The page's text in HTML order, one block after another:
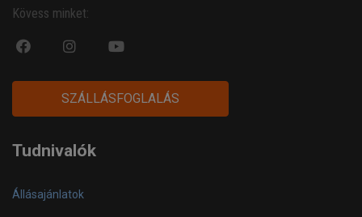
Kövess minket:
fa
facebook-
official
instagram
fa
youtube-
play
SZÁLLÁSFOGLALÁS
Tudnivalók
Állásajánlatok